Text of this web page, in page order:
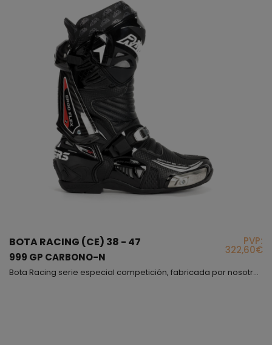
BOTA RACING (CE) 38 - 47
999 GP CARBONO-N
PVP:
322,60€
Bota Racing serie especial competición, fabricada por nosotros en España, este es nuestro modelo de gama alta, el que usan nuestros pilotos, este modelo nació en nuestra fabrica y una vez finalizado se entregó a los pilotos para que ellos mismos la testaran, fuimos siguiendo sus indicaciones e hicimos todas las modificaciones y cambios necesarios hasta conseguir una bota perfecta, cómoda y muy segura, podríamos decir que esta bota cuando te la pones sientes que el mi...